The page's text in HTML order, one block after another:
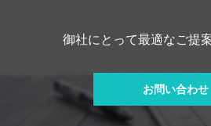
御社にとって最適なご提
お問い合わせ